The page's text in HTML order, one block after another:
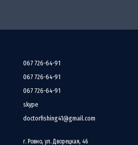
067 726-64-91
067 726-64-91
067 726-64-91
skype
doctorfishing41@gmail.com
г. Ровно, ул. Дворецкая, 46